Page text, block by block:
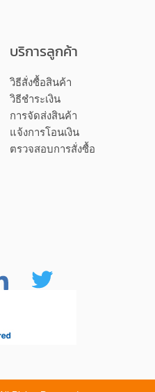
บริการลูกค้า
วิธีสั่งซื้อสินค้า
วิธีชำระเงิน
การจัดส่งสินค้า
แจ้งการโอนเงิน
ตรวจสอบการสั่งซื้อ